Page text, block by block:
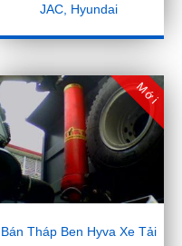
JAC, Hyundai
Mới
Bán Tháp Ben Hyva Xe Tải